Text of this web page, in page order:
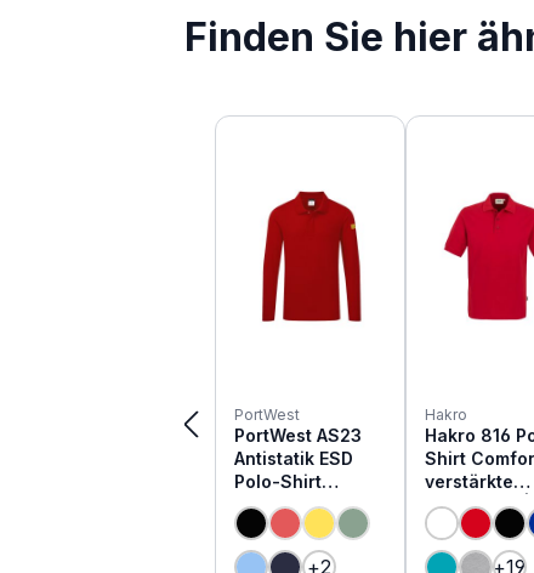
Finden Sie hier
Produktgalerie überspringen
PortWest
PortWest AS23
Antistatik ESD
Polo-Shirt
langarm für EPA
Bereiche(Diese Option ist zurzeit nicht
(Diese Option ist zurzeit
(Diese Option ist
+2
Hakro
Hakro 816
Shirt
verstärkte
Baumwolle |
arm
+19